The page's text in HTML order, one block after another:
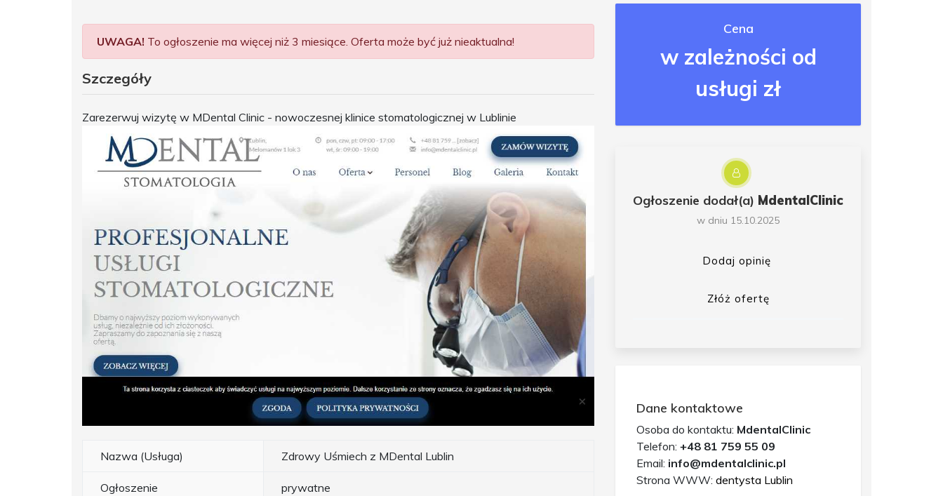
UWAGA! To ogłoszenie ma więcej niż 3 miesiące. Oferta może być już nieaktualna!
Szczegóły
Zarezerwuj wizytę w MDental Clinic - nowoczesnej klinice stomatologicznej w Lublinie
Nazwa (Usługa) Zdrowy Uśmiech z MDental Lublin
Ogłoszenie prywatne
Cena
w zależności od
usługi zł
Ogłoszenie dodał(a) MdentalClinic
w dniu 15.10.2025
Dodaj opinię
Złóż ofertę
Dane kontaktowe
Osoba do kontaktu: MdentalClinic
Telefon: +48 81 759 55 09
Email: info@mdentalclinic.pl
Strona WWW: dentysta Lublin